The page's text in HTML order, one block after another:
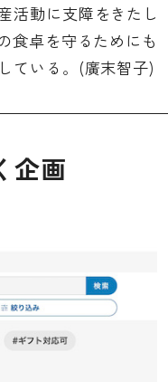
活動に支障をきたし
食卓を守るためにも
ている。(廣末智子)
企画